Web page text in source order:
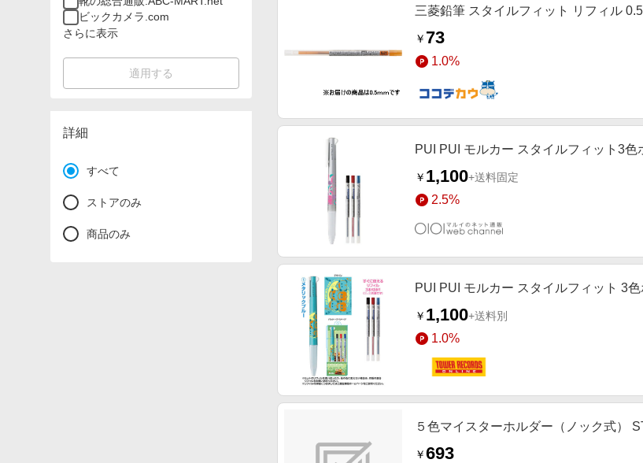
ビックカメラ.com
さらに表示
適用する
詳細
すべて
ストアのみ
商品のみ
三菱鉛筆 スタイルフィット リフィル
￥ 73
1.0%
PUI PUI モルカー スタイルフィット3色
￥ 1,100 +送料固定
2.5%
PUI PUI モルカー スタイルフィット 3
￥ 1,100 +送料別
1.0%
５色マイスターホルダー（ノック式）
￥693